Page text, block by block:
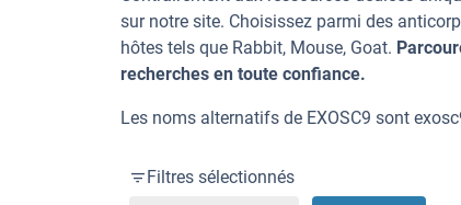
sur notre site. Choisissez parmi des
hôtes tels que Rabbit, Mouse, Goat.
recherches en toute confiance.
Les noms alternatifs de EXOSC9 sont
Filtres sélectionnés